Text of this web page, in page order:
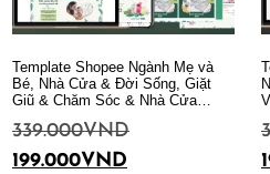
Template Shopee Ngành Mẹ và
Bé, Nhà Cửa & Đời Sống, Giặt
Giũ & Chăm Sóc & Nhà Cửa…
339.000VND
199.000VND